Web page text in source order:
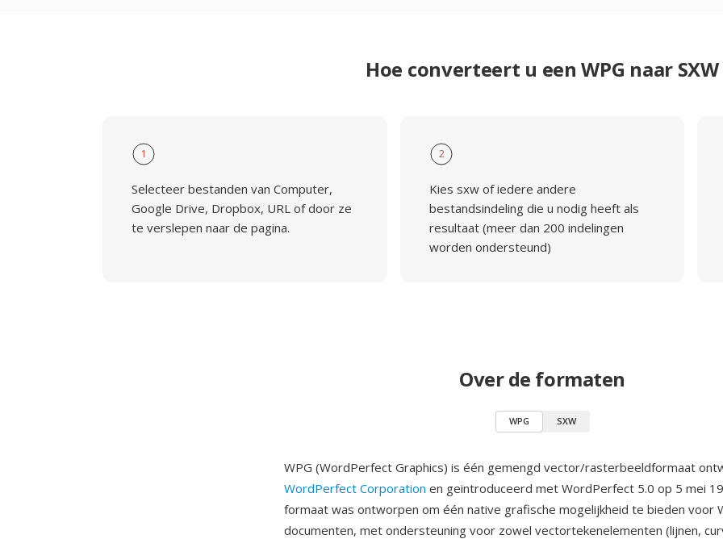
Hoe converteert u een WPG naar SXW
1
Selecteer bestanden van Computer,
Google Drive, Dropbox, URL of door ze
te verslepen naar de pagina.
2
Kies sxw of iedere andere
bestandsindeling die u nodig heeft als
resultaat (meer dan 200 indelingen
worden ondersteund)
Over de formaten
WPG SXW
WPG (WordPerfect Graphics) is één gemengd vector/rasterbeeldformaat
WordPerfect Corporation en geintroduceerd met WordPerfect 5.0 op 5 mei
formaat was ontworpen om één native grafische mogelijkheid te bieden voor
documenten, met ondersteuning voor zowel vectortekenelementen (lijnen,